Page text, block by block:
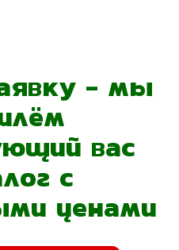
- мы
вас
с
ценами